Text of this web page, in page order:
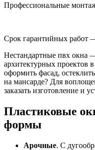
Профессиональные
Срок гарантийных работ
Нестандартные пвх окна
архитектурных проектов
оформить фасад,
на мансарде? Для
заказать изготовление и
Пластиковые
формы
Арочные. С